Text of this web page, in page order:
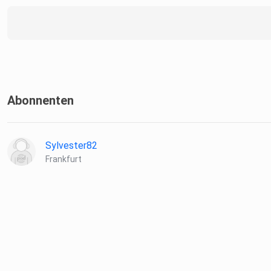
Abonnenten
Sylvester82
Frankfurt